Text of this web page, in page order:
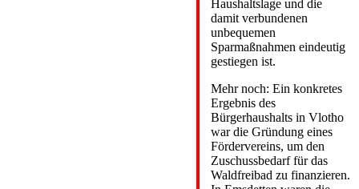
Haushaltslage und die
damit verbundenen
unbequemen
Sparmaßnahmen eindeutig
gestiegen ist.
Mehr noch: Ein konkretes
Ergebnis des
Bürgerhaushalts in Vlotho
war die Gründung eines
Fördervereins, um den
Zuschussbedarf für das
Waldfreibad zu finanzieren.